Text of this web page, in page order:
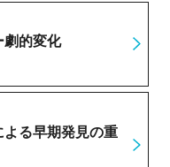
劇的変化
よる早期発見の重